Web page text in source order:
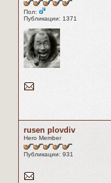
Пол:
Публикации: 1371
rusen plovdiv
Hero Member
Публикации: 931